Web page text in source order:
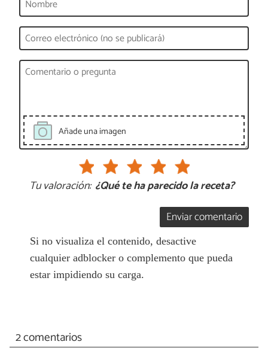
Añade una imagen
Tu valoración: ¿Qué te ha parecido la receta?
Enviar comentario
Si no visualiza el contenido, desactive
cualquier adblocker o complemento que pueda
estar impidiendo su carga.
2 comentarios